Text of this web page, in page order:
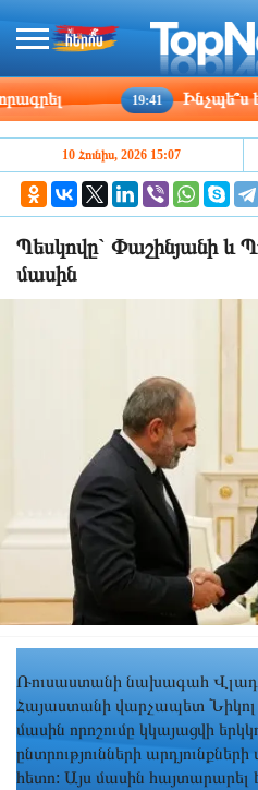
19:41 Ինչպե՞ս է
10 Հունիս, 2026 15:07
Պեսկովը` Փաշինյանի և
մասին
Ռուսաստանի նախագահ
Հայաստանի վարչապետ
մասին որոշումը կկայացվի
ընտրությունների
հետո: Այս մասին